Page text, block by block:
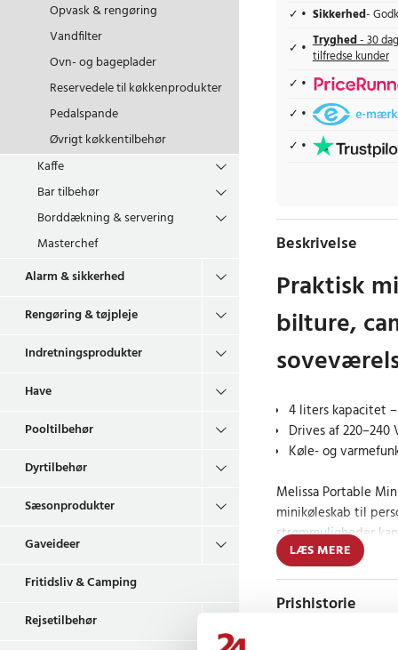
Opvask & rengøring
Vandfilter
Ovn- og bageplader
Reservedele til køkkenprodukter
Pedalspande
Øvrigt køkkentilbehør
Kaffe
Bar tilbehør
Borddækning & servering
Masterchef
Alarm & sikkerhed
Rengøring & tøjpleje
Indretningsprodukter
Have
Pooltilbehør
Dyrtilbehør
Sæsonprodukter
Gaveideer
Fritidsliv & Camping
Rejsetilbehør
Sikkerhed-
Tryghed- 30
tilfredse kunder
Beskrivelse
Praktisk
bilture,
4 liters kapacitet
Drives af
Køle- og
Melissa Portable
minikøleskab til
strømmuligheder
almindelig
udtag – perfekt til
soveværelse.
LÆS MERE
Prishistorie